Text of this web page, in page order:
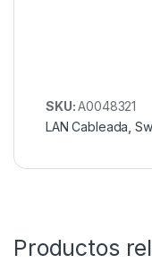
SKU:A0048321
LAN Cableada ,
Productos